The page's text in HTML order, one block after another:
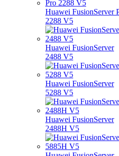
Huawei FusionServer
2288 V5
Huawei FusionServer
2488 V5
Huawei FusionServer
5288 V5
Huawei FusionServer
2488H V5